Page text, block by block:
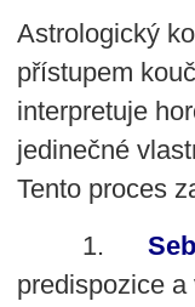
Astrologický
přístupem
interpretuje
jedinečné
Tento proces
1.
predispozice